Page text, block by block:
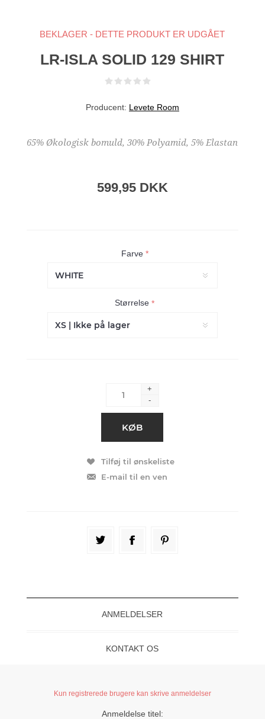
BEKLAGER - DETTE PRODUKT ER UDGÅET
LR-ISLA SOLID 129 SHIRT
Producent: Levete Room
65% Økologisk bomuld, 30% Polyamid, 5% Elastan
599,95 DKK
Farve *
Størrelse*
+
-
ANMELDELSER
KONTAKT OS
Kun registrerede brugere kan skrive anmeldelser
Anmeldelse titel: